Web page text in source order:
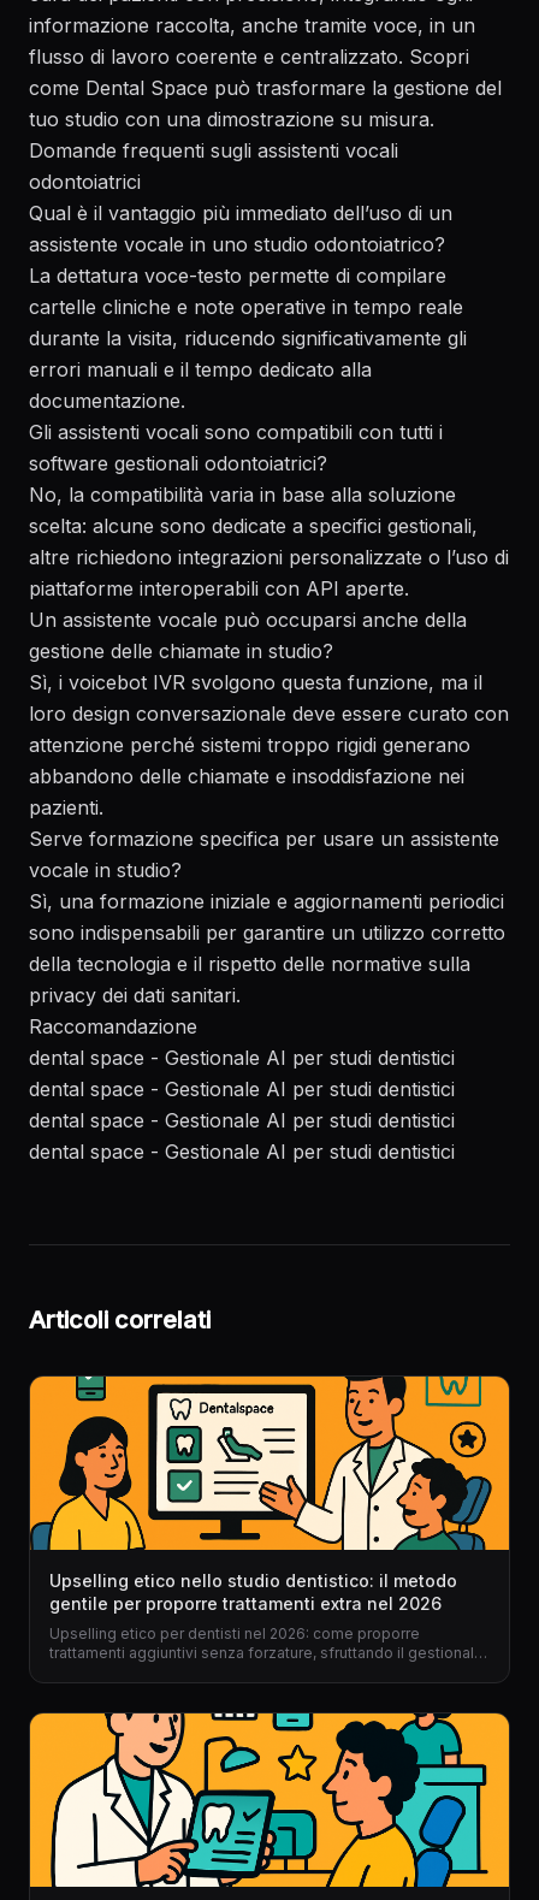
informazione raccolta, anche tramite voce, in un
flusso di lavoro coerente e centralizzato. Scopri
come Dental Space può trasformare la gestione del
tuo studio con una dimostrazione su misura.
Domande frequenti sugli assistenti vocali
odontoiatrici
Qual è il vantaggio più immediato dell’uso di un
assistente vocale in uno studio odontoiatrico?
La dettatura voce-testo permette di compilare
cartelle cliniche e note operative in tempo reale
durante la visita, riducendo significativamente gli
errori manuali e il tempo dedicato alla
documentazione.
Gli assistenti vocali sono compatibili con tutti i
software gestionali odontoiatrici?
No, la compatibilità varia in base alla soluzione
scelta: alcune sono dedicate a specifici gestionali,
altre richiedono integrazioni personalizzate o l’uso di
piattaforme interoperabili con API aperte.
Un assistente vocale può occuparsi anche della
gestione delle chiamate in studio?
Sì, i voicebot IVR svolgono questa funzione, ma il
loro design conversazionale deve essere curato con
attenzione perché sistemi troppo rigidi generano
abbandono delle chiamate e insoddisfazione nei
pazienti.
Serve formazione specifica per usare un assistente
vocale in studio?
Sì, una formazione iniziale e aggiornamenti periodici
sono indispensabili per garantire un utilizzo corretto
della tecnologia e il rispetto delle normative sulla
privacy dei dati sanitari.
Raccomandazione
dental space - Gestionale AI per studi dentistici
dental space - Gestionale AI per studi dentistici
dental space - Gestionale AI per studi dentistici
dental space - Gestionale AI per studi dentistici
Articoli correlati
Upselling etico nello studio dentistico: il metodo
gentile per proporre trattamenti extra nel 2026
Upselling etico per dentisti nel 2026: come proporre
trattamenti aggiuntivi senza forzature, sfruttando il gestionale